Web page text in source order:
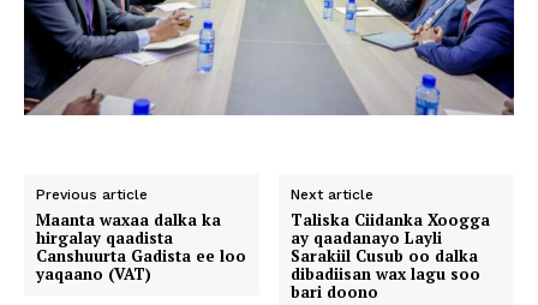
Previous article
Maanta waxaa dalka ka
hirgalay qaadista
Canshuurta Gadista ee loo
yaqaano (VAT)
Next article
Taliska Ciidanka Xoogga
ay qaadanayo Layli
Sarakiil Cusub oo dalka
dibadiisan wax lagu soo
bari doono